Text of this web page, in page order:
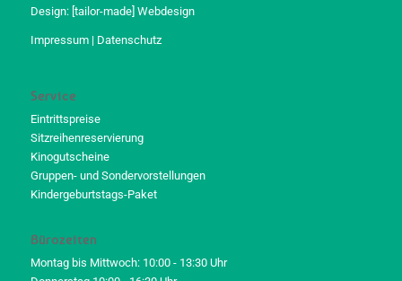
Design: [tailor-made] Webdesign
Impressum| Datenschutz
Service
Eintrittspreise
Sitzreihenreservierung
Kinogutscheine
Gruppen- und Sondervorstellungen
Kindergeburtstags-Paket
Bürozeiten
Montag bis Mittwoch: 10:00 - 13:30 Uhr